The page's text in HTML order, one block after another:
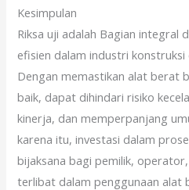
Kesimpulan
Riksa uji adalah Bagian integral
efisien dalam industri
Dengan memastikan alat berat
baik, dapat dihindari risiko
kinerja, dan memperpanjang
karena itu, investasi dalam
bijaksana bagi pemilik,
terlibat dalam penggunaan alat